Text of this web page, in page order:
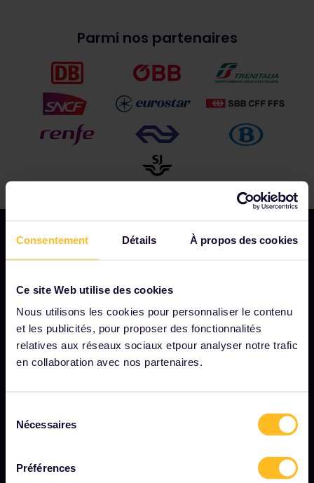
Consentement Détails À propos des cookies
Ce site Web utilise des cookies
Nous utilisons les cookies pour personnaliser le contenu
et les publicités, pour proposer des fonctionnalités
relatives aux réseaux sociaux etpour analyser notre trafic
en collaboration avec nos partenaires.
Nécessaires
Préférences
Parmi nos partenaires
Notre profil
Nous recrutons
Salle de presse
Rapport d'impact d'Interrail